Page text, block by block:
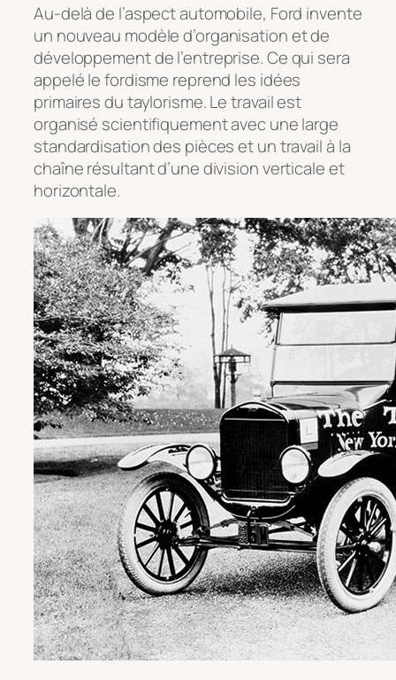
Au-delà de l’aspect automobile, Ford invente
un nouveau modèle d’organisation et de
développement de l’entreprise. Ce qui sera
appelé le fordisme reprend les idées
primaires du taylorisme. Le travail est
organisé scientifiquement avec une large
standardisation des pièces et un travail à la
chaîne résultant d’une division verticale et
horizontale.